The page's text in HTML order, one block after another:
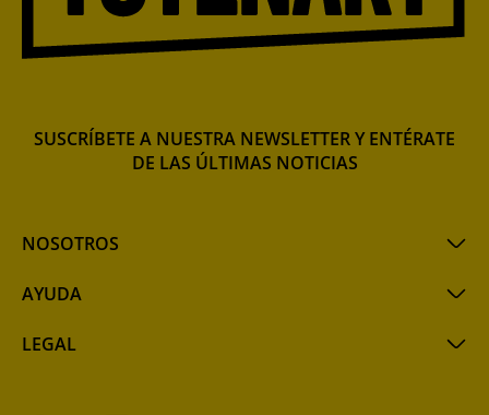
NOSOTROS
AYUDA
LEGAL
SUSCRÍBETE A NUESTRA NEWSLETTER Y ENTÉRATE
DE LAS ÚLTIMAS NOTICIAS